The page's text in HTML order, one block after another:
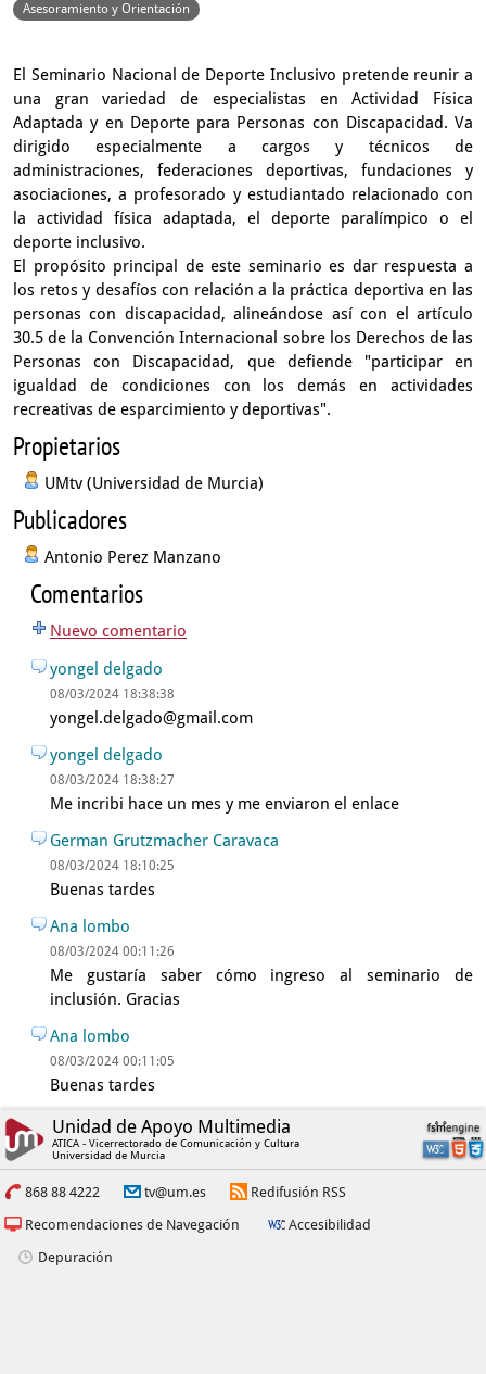
Asesoramiento y Orientación
El Seminario Nacional de Deporte Inclusivo pretende reunir a
una gran variedad de especialistas en Actividad Física
Adaptada y en Deporte para Personas con Discapacidad. Va
dirigido especialmente a cargos y técnicos de
administraciones, federaciones deportivas, fundaciones y
asociaciones, a profesorado y estudiantado relacionado con
la actividad física adaptada, el deporte paralímpico o el
deporte inclusivo.
El propósito principal de este seminario es dar respuesta a
los retos y desafíos con relación a la práctica deportiva en las
personas con discapacidad, alineándose así con el artículo
30.5 de la Convención Internacional sobre los Derechos de las
Personas con Discapacidad, que defiende "participar en
igualdad de condiciones con los demás en actividades
recreativas de esparcimiento y deportivas".
Propietarios
UMtv (Universidad de Murcia)
Publicadores
Antonio Perez Manzano
Comentarios
Nuevo comentario
yongel delgado
08/03/2024 18:38:38
yongel.delgado@gmail.com
yongel delgado
08/03/2024 18:38:27
Me incribi hace un mes y me enviaron el enlace
German Grutzmacher Caravaca
08/03/2024 18:10:25
Buenas tardes
Ana lombo
08/03/2024 00:11:26
Me gustaría saber cómo ingreso al seminario de
inclusión. Gracias
Ana lombo
08/03/2024 00:11:05
Buenas tardes
Unidad de Apoyo Multimedia
ATICA - Vicerrectorado de Comunicación y Cultura
Universidad de Murcia
868 88 4222 tv@um.es
Redifusión RSS
Recomendaciones de Navegación
Accesibilidad
Depuración